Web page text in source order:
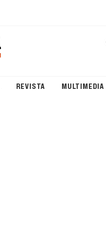
REVISTA MULTIMEDIA